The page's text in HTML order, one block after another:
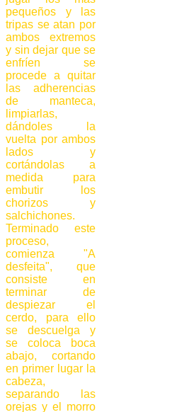
pequeños y las
tripas se atan por
ambos extremos
y sin dejar que se
enfríen se
procede a quitar
las adherencias
de manteca,
limpiarlas,
dándoles la
vuelta por ambos
lados y
cortándolas a
medida para
embutir los
chorizos y
salchichones.
Terminado este
proceso,
comienza "A
desfeita", que
consiste en
terminar de
despiezar el
cerdo, para ello
se descuelga y
se coloca boca
abajo, cortando
en primer lugar la
cabeza,
separando las
orejas y el morro